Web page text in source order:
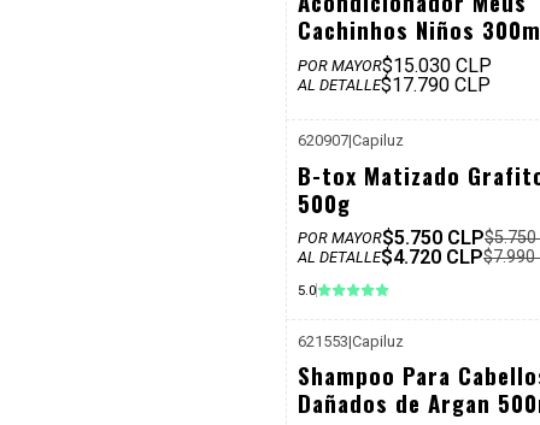
Cachinhos Niños
POR MAYOR$15.030 CLP
AL DETALLE$17.790 CLP
Dcto
620907|Capiluz
B-tox Matizado
500g
POR MAYOR$5.750 CLP$5.750
AL DETALLE$4.720 CLP$7.990
5.0
Dcto
621553|Capiluz
Shampoo Para
Dañados de Argan